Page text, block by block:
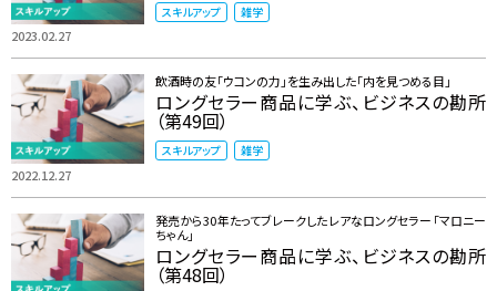
2023.02.27
スキルアップ 雑学
2022.12.27
飲酒時の友「ウコンの力」を生み出した「内を見つめる目」
ロングセラー商品に学ぶ、ビジネスの勘所
（第49回）
スキルアップ 雑学
発売から30年たってブレークしたレアなロングセラー「マロニー
ちゃん」
ロングセラー商品に学ぶ、ビジネスの勘所
（第48回）